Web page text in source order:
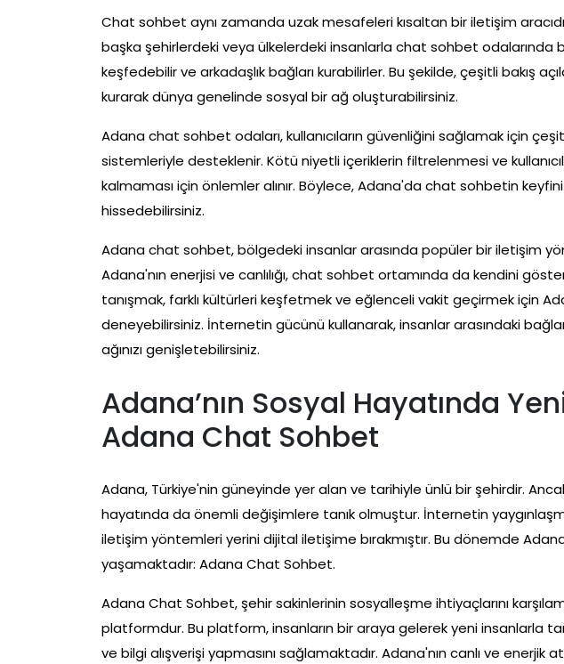
Chat sohbet aynı zamanda uzak mesafeleri kısaltan bir iletişim
başka şehirlerdeki veya ülkelerdeki insanlarla chat sohbet odalarında
keşfedebilir ve arkadaşlık bağları kurabilirler. Bu şekilde, çeşitli bakış
kurarak dünya genelinde sosyal bir ağ oluşturabilirsiniz.
Adana chat sohbet odaları, kullanıcıların güvenliğini sağlamak için
sistemleriyle desteklenir. Kötü niyetli içeriklerin filtrelenmesi ve
kalmaması için önlemler alınır. Böylece, Adana'da chat sohbetin keyfini
hissedebilirsiniz.
Adana chat sohbet, bölgedeki insanlar arasında popüler bir iletişim
Adana'nın enerjisi ve canlılığı, chat sohbet ortamında da kendini
tanışmak, farklı kültürleri keşfetmek ve eğlenceli vakit geçirmek için
deneyebilirsiniz. İnternetin gücünü kullanarak, insanlar arasındaki
ağınızı genişletebilirsiniz.
Adana’nın Sosyal Hayatında
Adana Chat Sohbet
Adana, Türkiye'nin güneyinde yer alan ve tarihiyle ünlü bir şehirdir.
hayatında da önemli değişimlere tanık olmuştur. İnternetin
iletişim yöntemleri yerini dijital iletişime bırakmıştır. Bu dönemde
yaşamaktadır: Adana Chat Sohbet.
Adana Chat Sohbet, şehir sakinlerinin sosyalleşme ihtiyaçlarını
platformdur. Bu platform, insanların bir araya gelerek yeni insanlarla
ve bilgi alışverişi yapmasını sağlamaktadır. Adana'nın canlı ve enerjik